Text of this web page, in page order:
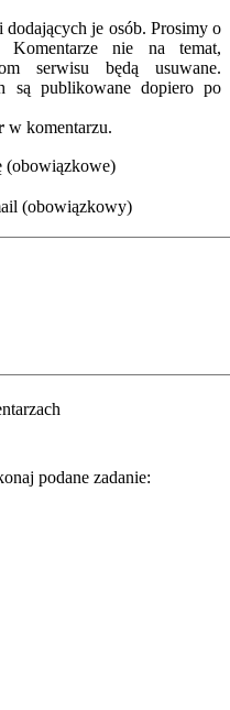
je osób. Prosimy o
Komentarze nie na temat,
serwisu będą usuwane.
są publikowane dopiero po
w komentarzu.
(obowiązkowe)
(obowiązkowy)
podane zadanie: